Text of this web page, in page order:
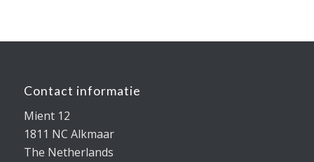
Contact informatie
Mient 12
1811 NC Alkmaar
The Netherlands